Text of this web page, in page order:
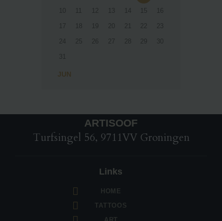
10 11 12 13 14 15 16
17 18 19 20 21 22 23
24 25 26 27 28 29 30
31
« JUN
ARTISOOF
Turfsingel 56, 9711VV Groningen
Links
HOME
TATTOOS